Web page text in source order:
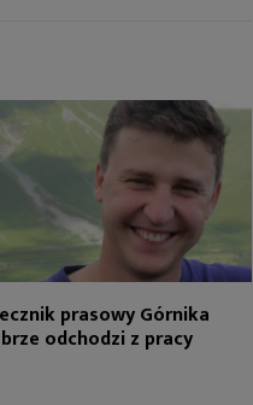
prasowy Górnika
odchodzi z pracy